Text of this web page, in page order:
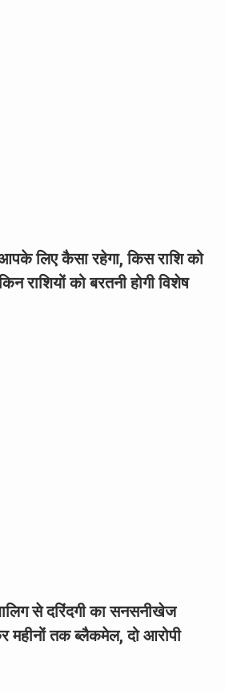
लिए कैसा रहेगा, किस राशि को
राशियों को बरतनी होगी विशेष
से दरिंदगी का सनसनीखेज
महीनों तक ब्लैकमेल, दो आरोपी